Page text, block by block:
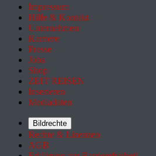
Impressum
Hilfe & Kontakt
Unternehmen
Karriere
Presse
Jobs
Shop
ZEIT REISEN
Inserieren
Mediadaten
Bildrechte
Rechte & Lizenzen
AGB